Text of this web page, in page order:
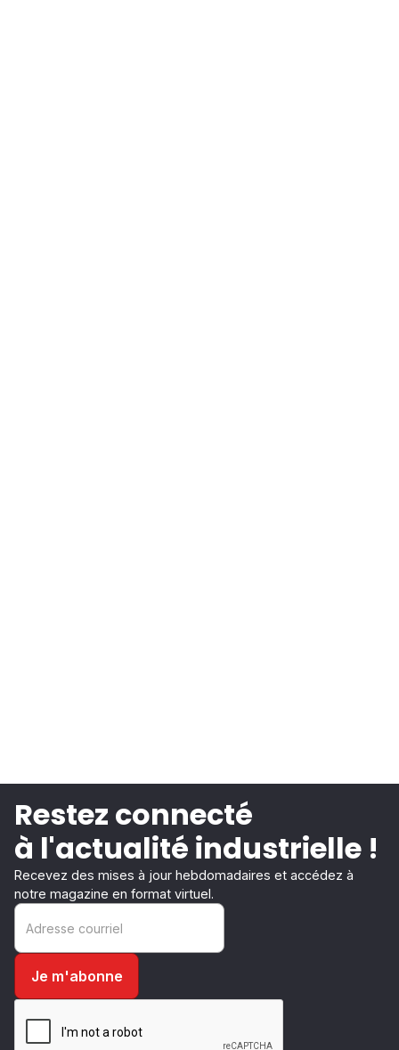
Restez connecté
à l'actualité industrielle !
Recevez des mises à jour hebdomadaires et accédez à
notre magazine en format virtuel.